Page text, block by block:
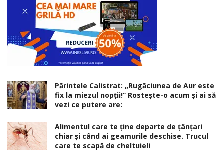
Părintele Calistrat: „Rugăciunea de Aur este
fix la miezul nopţii!” Rosteşte-o acum şi ai să
vezi ce putere are:
Alimentul care te ține departe de țânțari
chiar și când ai geamurile deschise. Trucul
care te scapă de cheltuieli